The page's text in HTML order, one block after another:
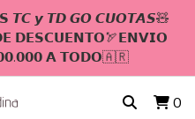
𝙏𝘾 𝙮 𝙏𝘿 𝙂𝙊 𝘾𝙐𝙊𝙏𝘼𝙎🧸
𝗗𝗘𝗦𝗖𝗨𝗘𝗡𝗧𝗢🏹𝗘𝗡𝗩𝗜𝗢
𝗔 𝗧𝗢𝗗𝗢🇦🇷
0